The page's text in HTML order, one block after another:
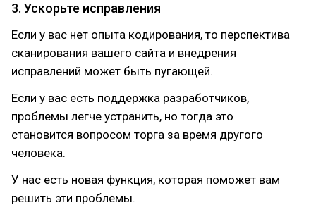
3. Ускорьте исправления
Если у вас нет опыта кодирования, то перспектива
сканирования вашего сайта и внедрения
исправлений может быть пугающей.
Если у вас есть поддержка разработчиков,
проблемы легче устранить, но тогда это
становится вопросом торга за время другого
человека.
У нас есть новая функция, которая поможет вам
решить эти проблемы.